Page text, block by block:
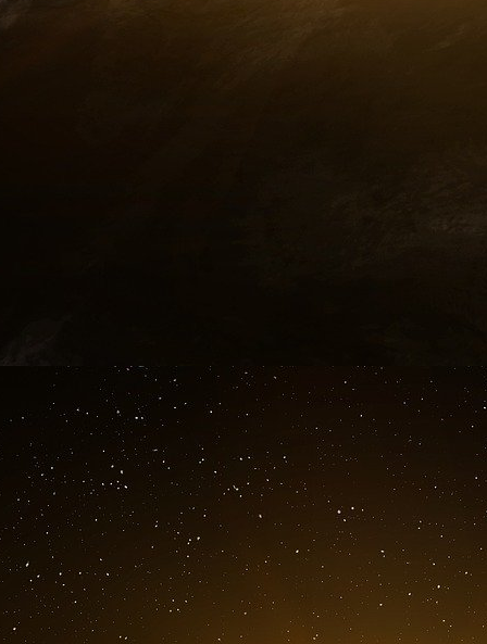
Saber téléphone à Hussam, un Libyen
libyen » qui vit à Londres. Ils parlent de
Saber : Tu as réglé ton problème ? Tu as
Hussam : Rien encore. On ne m’a même
hôtel. C’est un endroit dégoûtant, c’est sale.
Saber : Pire que l’Italie ?
Hussam : Pire. Pire que l’Inde… On croit
encore être un clandestin. Puis ils
rejoindre clandestinement l’Angleterre.
infiltrés en Europe en provenance des